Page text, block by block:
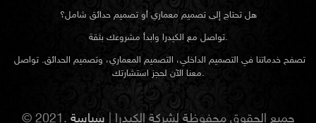
هل تحتاج إلى تصميم معماري أو تصميم حدائق شامل؟
تواصل مع الكيدرا وابدأ مشروعك بثقة.
معنا الآن لحجز استشارتك.
© 2021. جميع الحقوق محفوظة لشركة الكيدرا | سياسة